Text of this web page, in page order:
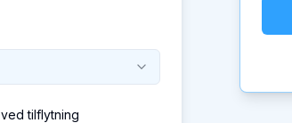
tilflytning